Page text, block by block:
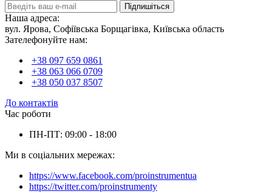
Підпишіться
Наша адреса:
вул. Ярова, Софіївська Борщагівка, Київська область
Зателефонуйте нам:
+38 097 659 0861
+38 063 066 0709
+38 050 037 8507
До контактів
Час роботи
ПН-ПТ: 09:00 - 18:00
Ми в соціальних мережах:
https://www.facebook.com/proinstrumentua
https://twitter.com/proinstrumenty